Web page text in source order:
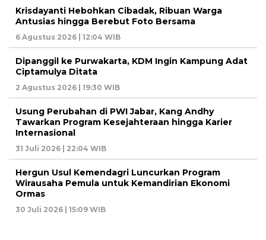
Krisdayanti Hebohkan Cibadak, Ribuan Warga
Antusias hingga Berebut Foto Bersama
6 Agustus 2026 | 12:04 WIB
Dipanggil ke Purwakarta, KDM Ingin Kampung Adat
Ciptamulya Ditata
2 Agustus 2026 | 19:30 WIB
Usung Perubahan di PWI Jabar, Kang Andhy
Tawarkan Program Kesejahteraan hingga Karier
Internasional
31 Juli 2026 | 22:04 WIB
Hergun Usul Kemendagri Luncurkan Program
Wirausaha Pemula untuk Kemandirian Ekonomi
Ormas
30 Juli 2026 | 15:09 WIB